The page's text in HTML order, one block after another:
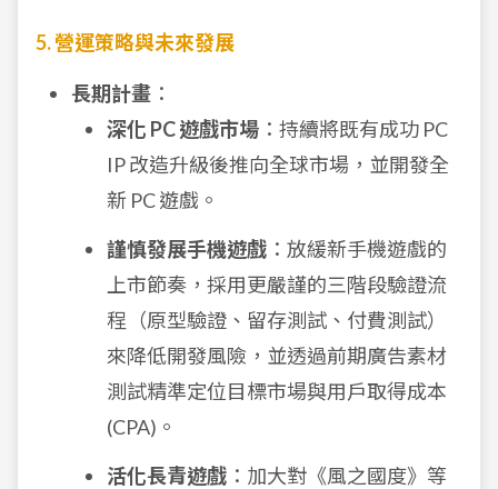
5. 營運策略與未來發展
長期計畫 ：
深化 PC 遊戲市場 ：持續將既有成功 PC
IP 改造升級後推向全球市場，並開發全
新 PC 遊戲。
謹慎發展手機遊戲 ：放緩新手機遊戲的
上市節奏，採用更嚴謹的三階段驗證流
程（原型驗證、留存測試、付費測試）
來降低開發風險，並透過前期廣告素材
測試精準定位目標市場與用戶取得成本
(CPA)。
活化長青遊戲 ：加大對《風之國度》等